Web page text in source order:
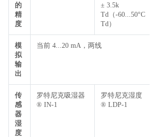
的
精
度
± 3.5k
Td（-60...50°C
Td）
模
拟
输
出
当前 4...20 mA，两线
传
感
器
湿
度
罗特尼克吸湿器
® IN-1
罗特尼克湿度
® LDP-1